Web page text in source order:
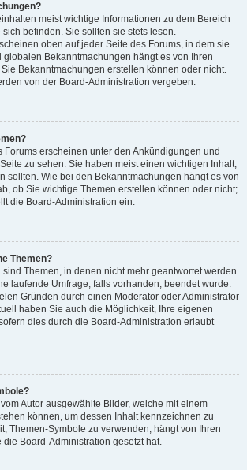
meist wichtige Informationen zu dem Bereich
befinden. Sie sollten sie stets lesen.
oben auf jeder Seite des Forums, in dem sie
globalen Bekanntmachungen hängt es von Ihren
Bekanntmachungen erstellen können oder nicht.
von der Board-Administration vergeben.
Forums erscheinen unter den Ankündigungen und
zu sehen. Sie haben meist einen wichtigen Inhalt,
sollten. Wie bei den Bekanntmachungen hängt es von
ob Sie wichtige Themen erstellen können oder nicht;
die Board-Administration ein.
Themen?
Themen, in denen nicht mehr geantwortet werden
laufende Umfrage, falls vorhanden, beendet wurde.
Gründen durch einen Moderator oder Administrator
haben Sie auch die Möglichkeit, Ihre eigenen
dies durch die Board-Administration erlaubt
Autor ausgewählte Bilder, welche mit einem
können, um dessen Inhalt kennzeichnen zu
Themen-Symbole zu verwenden, hängt von Ihren
die Board-Administration gesetzt hat.